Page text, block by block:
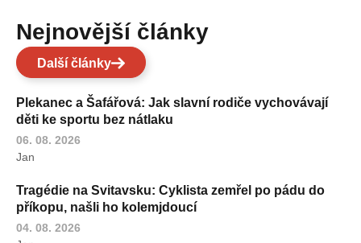
Nejnovější články
Další články
Plekanec a Šafářová: Jak slavní rodiče vychovávají
děti ke sportu bez nátlaku
06. 08. 2026
Jan
Tragédie na Svitavsku: Cyklista zemřel po pádu do
příkopu, našli ho kolemjdoucí
04. 08. 2026